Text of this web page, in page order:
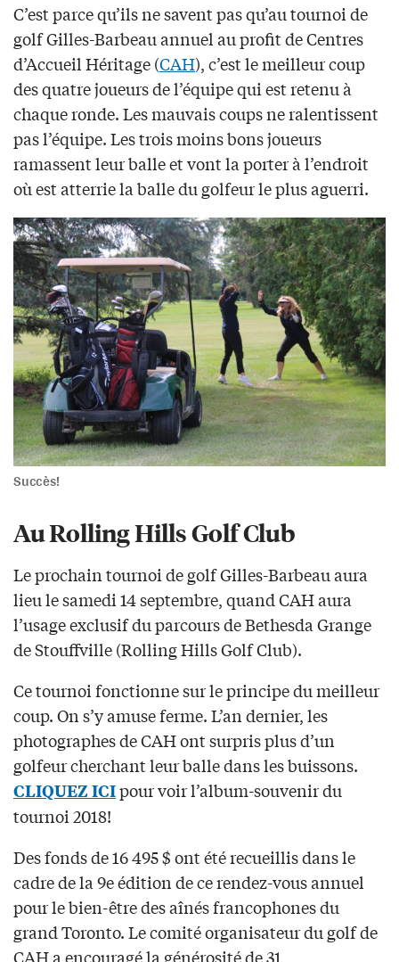
C’est parce qu’ils ne savent pas qu’au tournoi de
golf Gilles-Barbeau annuel au profit de Centres
d’Accueil Héritage (CAH), c’est le meilleur coup
des quatre joueurs de l’équipe qui est retenu à
chaque ronde. Les mauvais coups ne ralentissent
pas l’équipe. Les trois moins bons joueurs
ramassent leur balle et vont la porter à l’endroit
où est atterrie la balle du golfeur le plus aguerri.
Succès!
Au Rolling Hills Golf Club
Le prochain tournoi de golf Gilles-Barbeau aura
lieu le samedi 14 septembre, quand CAH aura
l’usage exclusif du parcours de Bethesda Grange
de Stouffville (Rolling Hills Golf Club).
Ce tournoi fonctionne sur le principe du meilleur
coup. On s’y amuse ferme. L’an dernier, les
photographes de CAH ont surpris plus d’un
golfeur cherchant leur balle dans les buissons.
CLIQUEZ ICIpour voir l’album-souvenir du
tournoi 2018!
Des fonds de 16 495 $ ont été recueillis dans le
cadre de la 9e édition de ce rendez-vous annuel
pour le bien-être des aînés francophones du
grand Toronto. Le comité organisateur du golf de
CAH a encouragé la générosité de 31